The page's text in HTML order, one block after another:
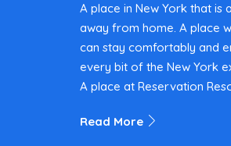
A place in New York that is
away from home. A place
can stay comfortably and
every bit of the New York
A place at Reservation
Read More